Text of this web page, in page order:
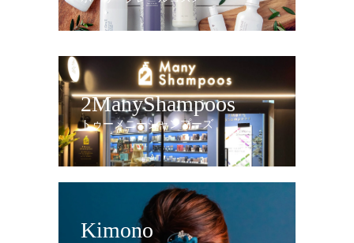
2ManyShampoos
トゥーメニーシャンプーズ
Kimono